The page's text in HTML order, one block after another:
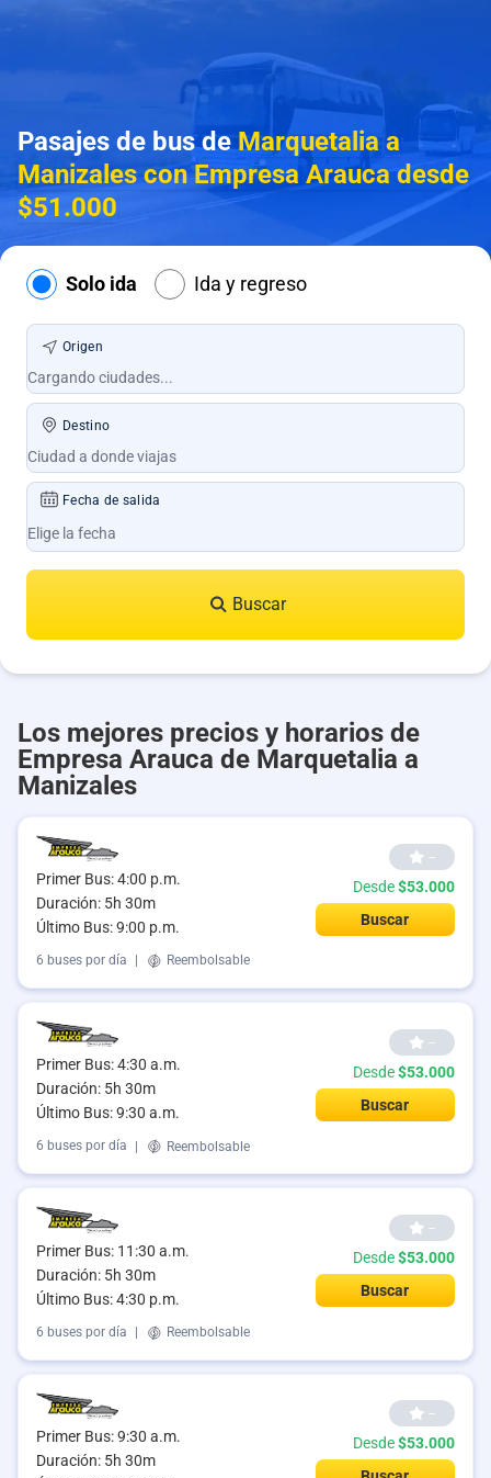
Pasajes de bus deMarquetalia a
Manizales con Empresa Arauca desde
$51.000
Solo ida Ida y regreso
Origen
Destino
Fecha de salida
Buscar
Los mejores precios y horarios de
Empresa Arauca de Marquetalia a
Manizales
Primer Bus: 4:00 p.m.
Duración: 5h 30m
Último Bus: 9:00 p.m.
--
Desde$53.000
Buscar
6 buses por día Reembolsable
Primer Bus: 4:30 a.m.
Duración: 5h 30m
Último Bus: 9:30 a.m.
--
Desde$53.000
Buscar
6 buses por día | Reembolsable
Primer Bus: 11:30 a.m.
Duración: 5h 30m
Último Bus: 4:30 p.m.
--
Desde$53.000
Buscar
6 buses por día | Reembolsable
Primer Bus: 9:30 a.m.
Duración: 5h 30m
--
Desde$53.000